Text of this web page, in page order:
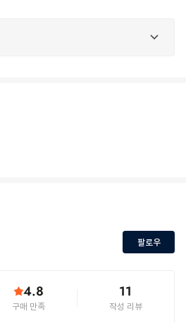
팔로우
4.8
구매 만족
11
작성 리뷰